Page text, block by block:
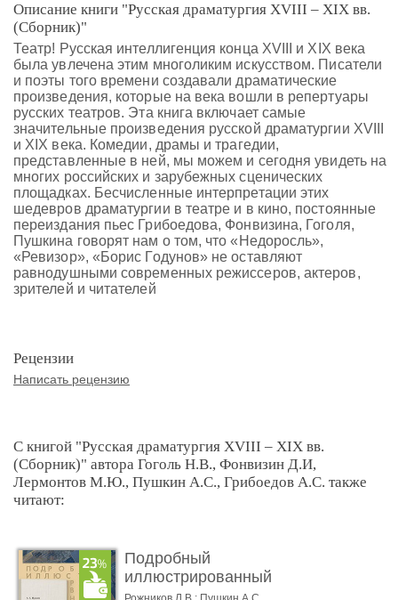
Описание книги "Русская драматургия XVIII – XIX вв.
(Сборник)"
Театр! Русская интеллигенция конца XVIII и XIX века
была увлечена этим многоликим искусством. Писатели
и поэты того времени создавали драматические
произведения, которые на века вошли в репертуары
русских театров. Эта книга включает самые
значительные произведения русской драматургии XVIII
и XIX века. Комедии, драмы и трагедии,
представленные в ней, мы можем и сегодня увидеть на
многих российских и зарубежных сценических
площадках. Бесчисленные интерпретации этих
шедевров драматургии в театре и в кино, постоянные
переиздания пьес Грибоедова, Фонвизина, Гоголя,
Пушкина говорят нам о том, что «Недоросль»,
«Ревизор», «Борис Годунов» не оставляют
равнодушными современных режиссеров, актеров,
зрителей и читателей
Рецензии
Написать рецензию
С книгой "Русская драматургия XVIII – XIX вв.
(Сборник)" автора Гоголь Н.В., Фонвизин Д.И,
Лермонтов М.Ю., Пушкин А.С., Грибоедов А.С. также
читают:
Подробный
иллюстрированный
комментарий к ром� ...